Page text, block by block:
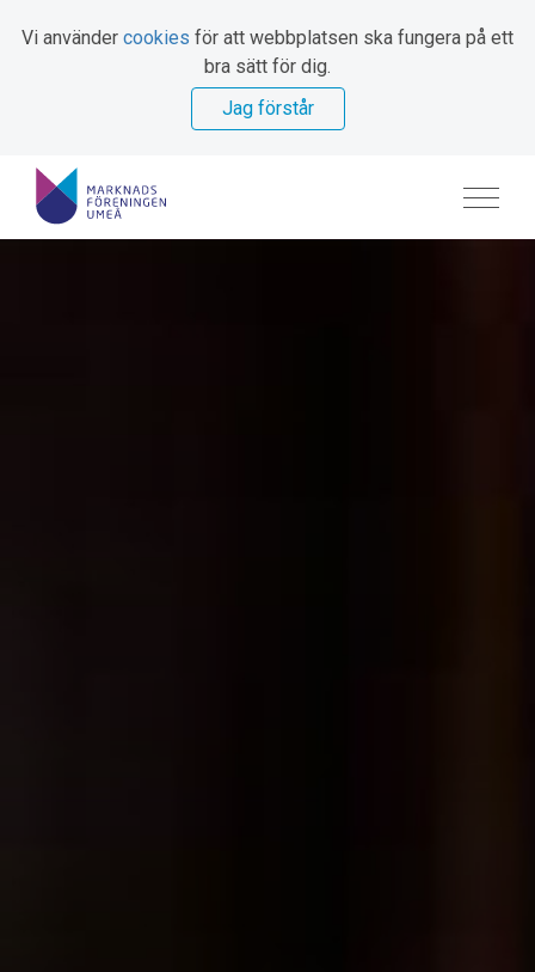
Vi använder cookies för att webbplatsen ska fungera på ett
bra sätt för dig.
Jag förstår